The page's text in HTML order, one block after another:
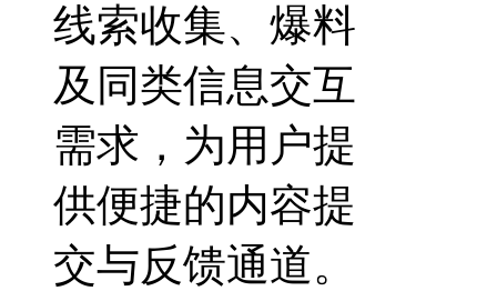
线索收集、爆料
及同类信息交互
需求，为用户提
供便捷的内容提
交与反馈通道。